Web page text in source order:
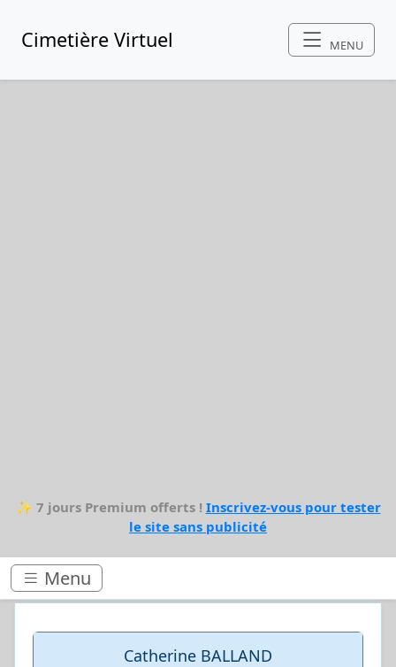
Cimetière Virtuel MENU
✨ 7 jours Premium offerts ! Inscrivez-vous pour tester
le site sans publicité
Menu
Catherine BALLAND